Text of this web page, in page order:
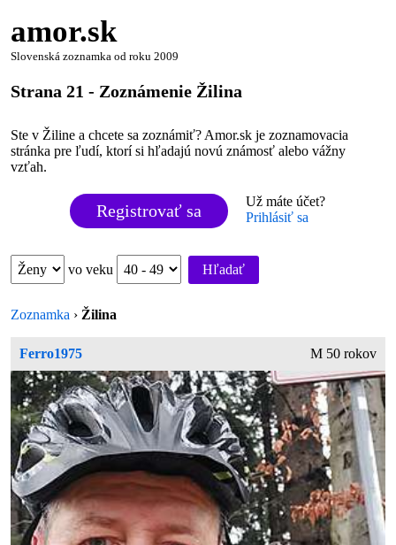
amor.sk
Slovenská zoznamka od roku 2009
Strana 21 - Zoznámenie Žilina
Ste v Žiline a chcete sa zoznámiť? Amor.sk je zoznamovacia
stránka pre ľudí, ktorí si hľadajú novú známosť alebo vážny
vzťah.
Registrovať sa
Už máte účet?
Prihlásiť sa
vo veku Hľadať
Zoznamka › Žilina
Ferro1975 M 50 rokov